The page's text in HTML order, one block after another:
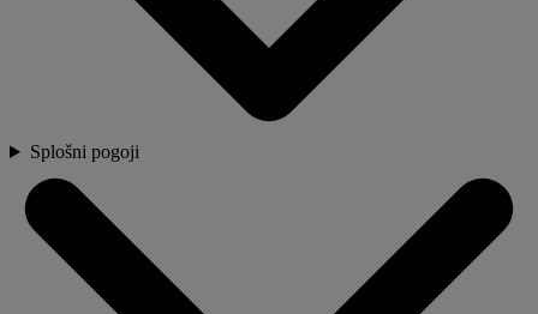
Splošni pogoji